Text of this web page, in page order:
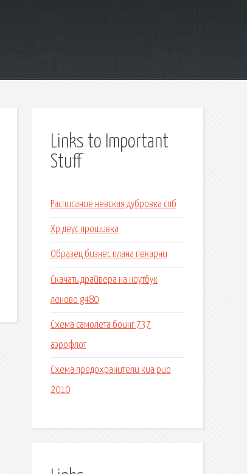
Links to Important
Stuff
Расписание невская дубровка спб
Хр деус прошивка
Образец бизнес плана пекарни
Скачать драйвера на ноутбук
леново g480
Схема самолета боинг 737
аэрофлот
Схема предохранители киа рио
2010